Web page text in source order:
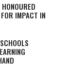
IMPACT IN